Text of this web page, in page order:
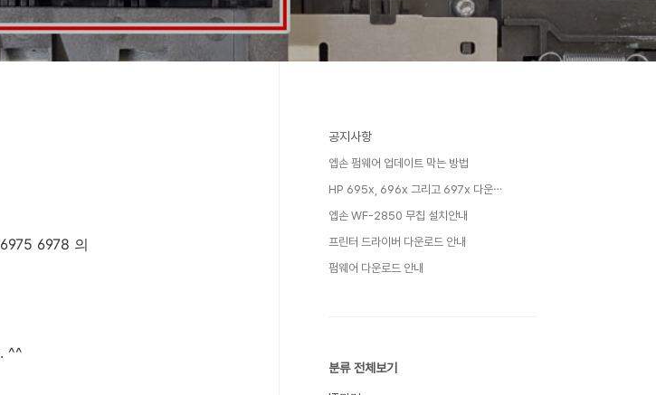
6978 의
^^
공지사항
엡손 펌웨어 업데이트 막는 방법
HP 695x, 696x 그리고 697x 다운⋯
엡손 WF-2850 무칩 설치안내
프린터 드라이버 다운로드 안내
펌웨어 다운로드 안내
분류 전체보기